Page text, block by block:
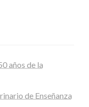
años de la
de Enseñanza